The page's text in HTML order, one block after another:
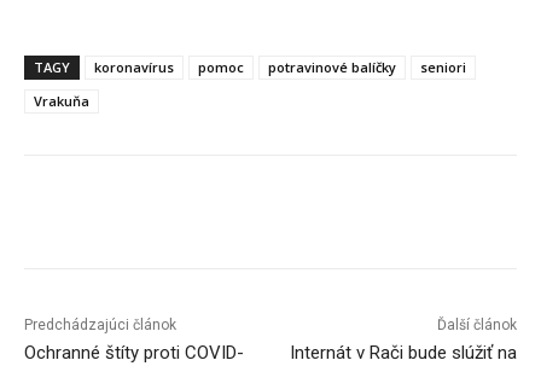
TAGY koronavírus pomoc potravinové balíčky
seniori
Vrakuňa
Predchádzajúci článok
Ochranné štíty proti COVID-
Ďalší článok
Internát v Rači bude slúžiť na